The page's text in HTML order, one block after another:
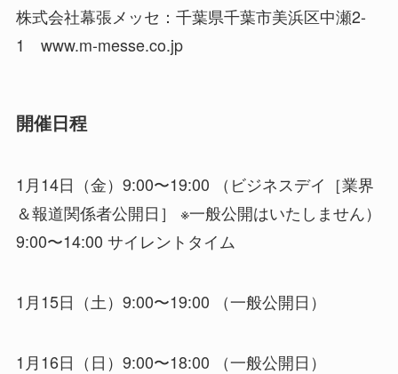
株式会社幕張メッセ：千葉県千葉市美浜区中瀬2-
1 www.m-messe.co.jp
開催日程
1月14日（金）9:00〜19:00 （ビジネスデイ［業界
＆報道関係者公開日］ ※一般公開はいたしません）
9:00〜14:00 サイレントタイム
1月15日（土）9:00〜19:00 （一般公開日）
1月16日（日）9:00〜18:00 （一般公開日）